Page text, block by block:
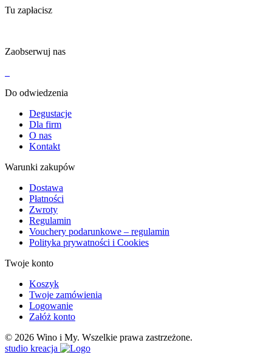
Tu zapłacisz
Zaobserwuj nas
Do odwiedzenia
Degustacje
Dla firm
O nas
Kontakt
Warunki zakupów
Dostawa
Płatności
Zwroty
Regulamin
Vouchery podarunkowe – regulamin
Polityka prywatności i Cookies
Twoje konto
Koszyk
Twoje zamówienia
Logowanie
Załóż konto
© 2026 Wino i My. Wszelkie prawa zastrzeżone.
studio kreacja